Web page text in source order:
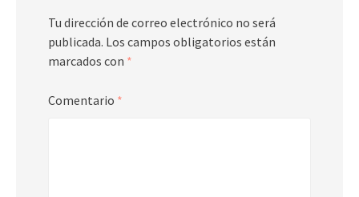
Tu dirección de correo electrónico no será
publicada. Los campos obligatorios están
marcados con *
Comentario *